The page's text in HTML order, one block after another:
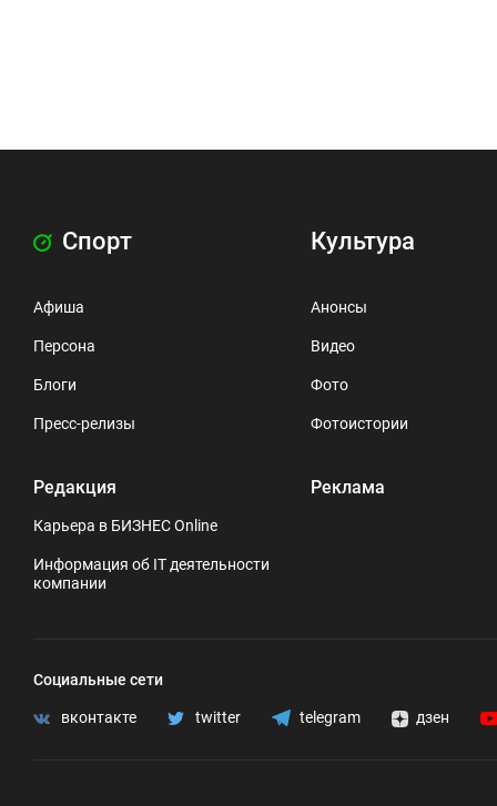
Спорт
Афиша
Персона
Блоги
Пресс-релизы
Редакция
Карьера в БИЗНЕС Online
Информация об IT деятельности
компании
Культура
Анонсы
Видео
Фото
Фотоистории
Реклама
Социальные сети
вконтакте twitter telegram дзен